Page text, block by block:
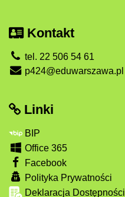
Kontakt
tel. 22 506 54 61
p424@eduwarszawa.pl
Linki
BIP
Office 365
Facebook
Polityka Prywatności
Deklaracja Dostępności